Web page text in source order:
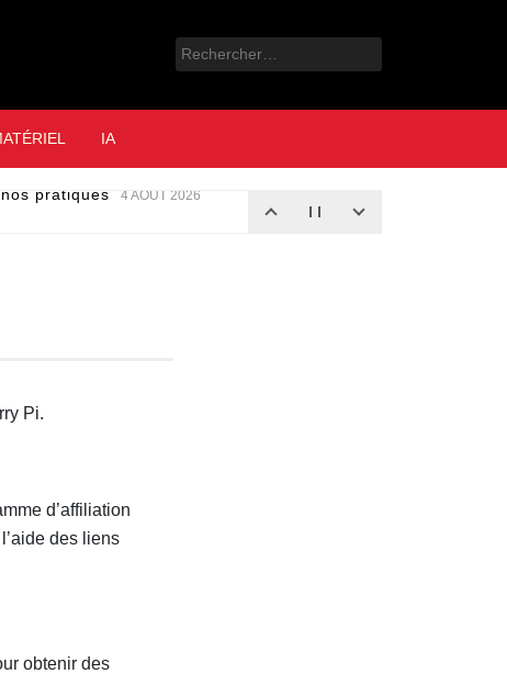
Rechercher :
IA
Pi.
d’affiliation
des liens
obtenir des